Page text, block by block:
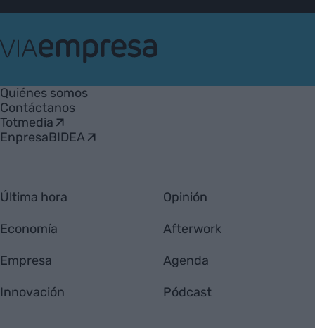
Empresa
Quiénes somos
Contáctanos
Totmedia
EnpresaBIDEA
Última hora
Economía
Empresa
Innovación
Opinión
Afterwork
Agenda
Pódcast